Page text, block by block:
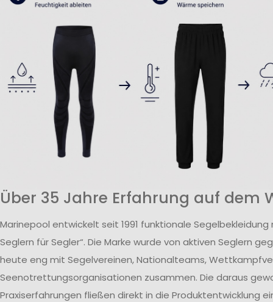
Über 35 Jahre Erfahrung auf dem
Marinepool entwickelt seit 1991 funktionale Segelbekleidung
Seglern für Segler“. Die Marke wurde von aktiven Seglern
heute eng mit Segelvereinen, Nationalteams,
Seenotrettungsorganisationen zusammen. Die daraus
Praxiserfahrungen fließen direkt in die Produktentwicklung